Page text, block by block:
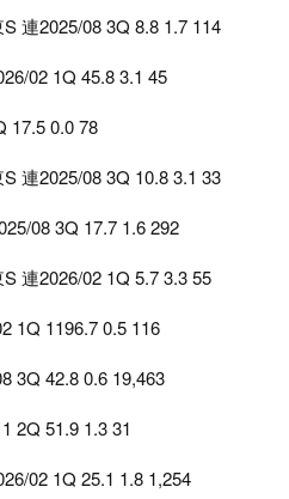
連2025/08 3Q 8.8 1.7 114
02 1Q 45.8 3.1 45
17.5 0.0 78
連2025/08 3Q 10.8 3.1 33
08 3Q 17.7 1.6 292
連2026/02 1Q 5.7 3.3 55
1Q 1196.7 0.5 116
3Q 42.8 0.6 19,463
2Q 51.9 1.3 31
02 1Q 25.1 1.8 1,254